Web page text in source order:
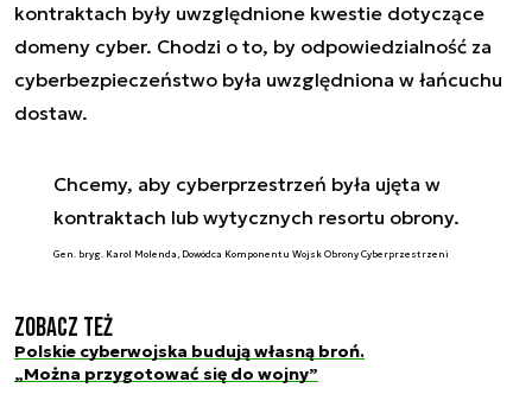
kontraktach były uwzględnione kwestie dotyczące
domeny cyber. Chodzi o to, by odpowiedzialność za
cyberbezpieczeństwo była uwzględniona w łańcuchu
dostaw.
Chcemy, aby cyberprzestrzeń była ujęta w
kontraktach lub wytycznych resortu obrony.
Gen. bryg. Karol Molenda, Dowódca Komponentu Wojsk Obrony Cyberprzestrzeni
Zobacz też
Polskie cyberwojska budują własną broń.
„Można przygotować się do wojny”